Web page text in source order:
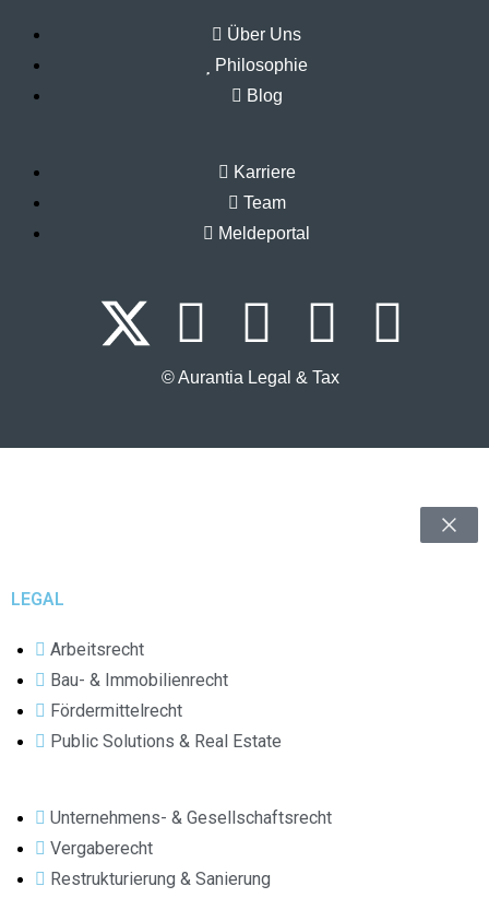
Über Uns
Philosophie
Blog
Karriere
Team
Meldeportal
© Aurantia Legal & Tax
LEGAL
Arbeitsrecht
Bau- & Immobilienrecht
Fördermittelrecht
Public Solutions & Real Estate
Unternehmens- & Gesellschaftsrecht
Vergaberecht
Restrukturierung & Sanierung